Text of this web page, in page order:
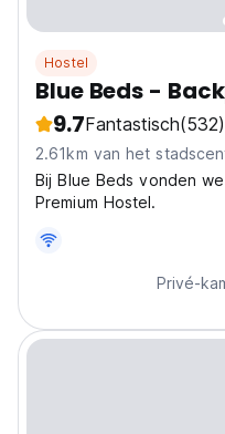
Hostel
Blue Beds -
9.7Fantastisch(532)
2.61km van het
Bij Blue Beds vonden
Premium Hostel.
Privé-